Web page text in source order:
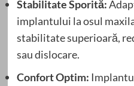
Stabilitate Sporită:
implantului la osul
stabilitate superioară,
sau dislocare.
Confort Optim: